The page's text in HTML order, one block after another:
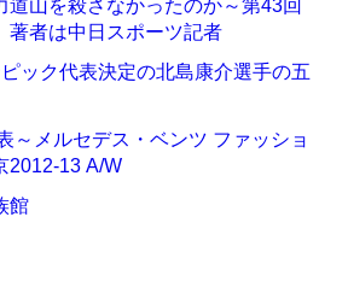
道山を殺さなかったのか～第43回
著者は中日スポーツ記者
ック代表決定の北島康介選手の五
～メルセデス・ベンツ ファッショ
2012-13 A/W
館